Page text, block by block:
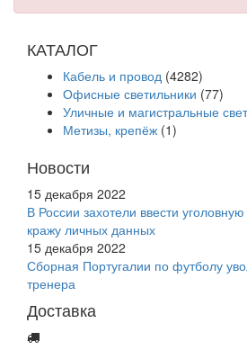
КАТАЛОГ
Кабель и провод (4282)
Офисные светильники (77)
Уличные и магистральные
Метизы, крепёж (1)
Новости
15 декабря 2022
В России захотели ввести уголовную
кражу личных данных
15 декабря 2022
Сборная Португалии по футболу
тренера
Доставка